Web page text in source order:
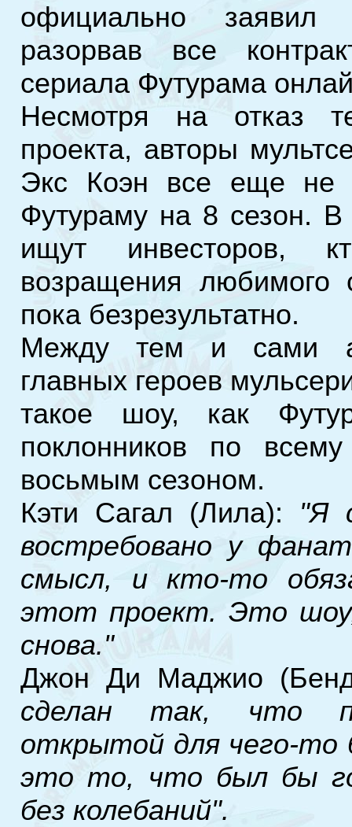
официально заявил
разорвав все
сериала Футурама
Несмотря на отказ
проекта, авторы
Экс Коэн все еще не
Футураму на 8 сезон.
ищут инвесторов,
возращения
пока безрезультатно.
Между тем и сами
главных героев
такое шоу, как
поклонников по
восьмым сезоном.
Кэти Сагал (Лила): "Я
востребовано у
смысл, и кто-то
этот проект. Это шоу,
снова."
Джон Ди Маджио
сделан так, что
открытой для чего-
это то, что был бы
без колебаний".